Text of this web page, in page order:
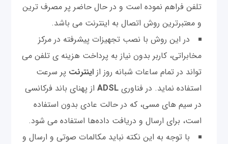
تلفن فراهم نموده است و در حال حاضر پر مصرف ترین
و معتبرترین روش اتصال به اینترنت می باشد.
در این روش با نصب تجهیزات پیشرفته در مرکز
مخابراتی، کاربر بدون نیاز به پرداخت هزینه ی تلفن می
تواند در تمام ساعات شبانه روز از اینترنت پر سرعت
استفاده نماید. در فناوری ADSL
از پهنای باند فرکانسی
در سیم های مسی، که در حالت عادی بدون استفاده
است، برای ارسال و دریافت داده‌ها استفاده می شود.
با توجه به این نکته نباید مکالمات صوتی و ارسال و